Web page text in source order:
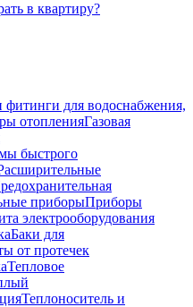
в квартиру?
фитинги для водоснабжения,
отопленияГазовая
быстрого
приборыПриборы
электрооборудования
Баки для
от протечек
Тепловое
Теплоноситель и